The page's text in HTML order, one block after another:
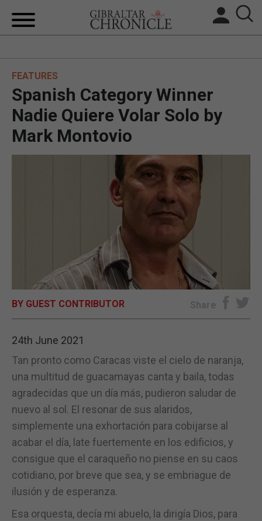
BREXIT
UK/SPAIN NEWS
FEATURES
SPORTS
OPINION & ANALYSIS
SUBSCRIBE
E-EDITION
FEATURES
Spanish Category Winner
Nadie Quiere Volar Solo by
Mark Montovio
BY GUEST CONTRIBUTOR Share
24th June 2021
Tan pronto como Caracas viste el cielo de naranja,
una multitud de guacamayas canta y baila, todas
agradecidas que un día más, pudieron saludar de
nuevo al sol. El resonar de sus alaridos,
simplemente una exhortación para cobijarse al
acabar el día, late fuertemente en los edificios, y
consigue que el caraqueño no piense en su caos
cotidiano, por breve que sea, y se embriague de
ilusión y de esperanza.
Esa orquesta, decía mi abuelo, la dirigía Dios, para